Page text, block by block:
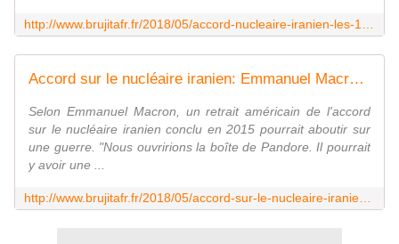
Accord sur le nucléaire iranien: Emmanuel Macron prédit une guerre en cas de retrait américain - MOINS de BIENS PLUS de LIENS
Selon Emmanuel Macron, un retrait américain de l'accord
sur le nucléaire iranien conclu en 2015 pourrait aboutir sur
une guerre. "Nous ouvririons la boîte de Pandore. Il pourrait
y avoir une ...